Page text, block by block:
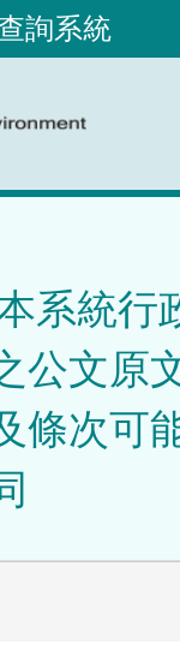
詢系統
本系統
公文原
條次可